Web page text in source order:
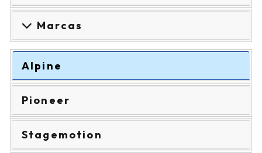
Marcas
Alpine
Pioneer
Stagemotion